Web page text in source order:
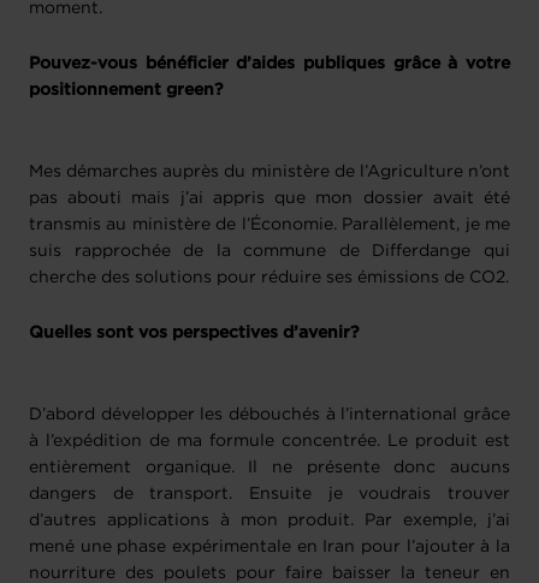
moment.
Pouvez-vous bénéficier d’aides publiques grâce à votre
positionnement green?
Mes démarches auprès du ministère de l’Agriculture n’ont
pas abouti mais j’ai appris que mon dossier avait été
transmis au ministère de l’Économie. Parallèlement, je me
suis rapprochée de la commune de Differdange qui
cherche des solutions pour réduire ses émissions de CO2.
Quelles sont vos perspectives d’avenir?
D’abord développer les débouchés à l’international grâce
à l’expédition de ma formule concentrée. Le produit est
entièrement organique. Il ne présente donc aucuns
dangers de transport. Ensuite je voudrais trouver
d’autres applications à mon produit. Par exemple, j’ai
mené une phase expérimentale en Iran pour l’ajouter à la
nourriture des poulets pour faire baisser la teneur en